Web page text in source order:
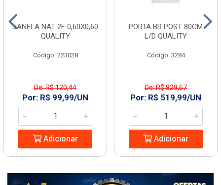
JANELA NAT 2F 0,60X0,60
QUALITY
Código: 223028
De: R$ 120,44
Por: R$ 99,99/UN
Adicionar
PORTA BR POST 80CM
L/D QUALITY
Código: 3284
De: R$ 829,67
Por: R$ 519,99/UN
Adicionar